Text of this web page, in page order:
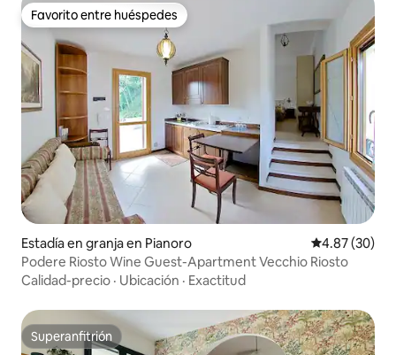
Favorito entre huéspedes
Favorito entre huéspedes
Estadía en granja en Pianoro Calificación
4.87 (30)
Podere Riosto Wine Guest-Apartment Vecchio Riosto
Calidad-precio · Ubicación · Exactitud
Superanfitrión
Superanfitrión